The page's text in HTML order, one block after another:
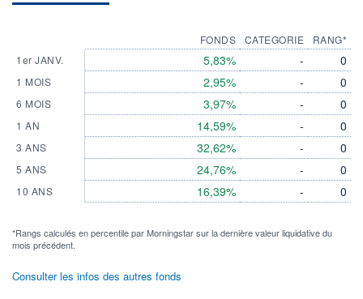
1er JANV.
1 MOIS
6 MOIS
1 AN
3 ANS
5 ANS
10 ANS
FONDS
5,83%
2,95%
3,97%
14,59%
32,62%
24,76%
16,39%
CATEGORIE
-
-
-
-
-
-
-
RANG*
0
0
0
0
0
0
0
*Rangs calculés en percentile par Morningstar sur la dernière valeur liquidative du
mois précédent.
Consulter les infos des autres fonds